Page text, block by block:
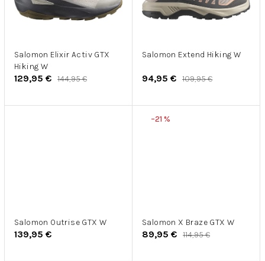
Salomon Elixir Activ GTX
Hiking W
129,95 € 144,95 €
Salomon Extend Hiking W
94,95 € 109,95 €
Salomon Outrise GTX W
139,95 €
–21 %
Salomon X Braze GTX W
89,95 € 114,95 €